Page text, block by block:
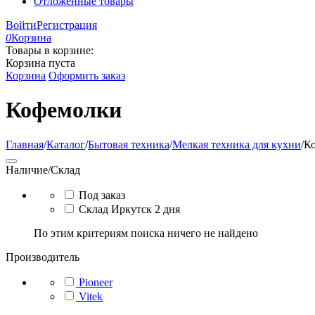
ВойтиРегистрация
0Корзина
Товары в корзине:
Корзина пуста
Корзина Оформить заказ
Кофемолки
Главная/Каталог/Бытовая техника/Мелкая техника для кухни/
Наличие/Склад
Под заказ
Склад Иркутск 2 дня
По этим критериям поиска ничего не найдено
Производитель
Pioneer
Vitek